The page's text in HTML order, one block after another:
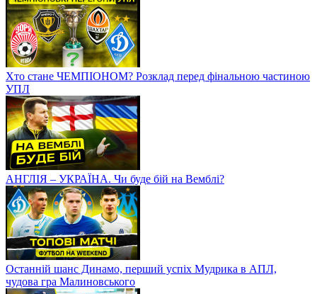
Хто стане ЧЕМПІОНОМ? Розклад перед фінальною частиною
УПЛ
АНГЛІЯ – УКРАЇНА. Чи буде бій на Вемблі?
Останній шанс Динамо, перший успіх Мудрика в АПЛ,
чудова гра Малиновського